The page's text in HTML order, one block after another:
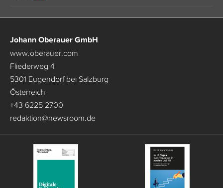
Johann Oberauer GmbH
www.oberauer.com
Fliederweg 4
5301 Eugendorf bei Salzburg
Österreich
+43 6225 2700
redaktion@newsroom.de